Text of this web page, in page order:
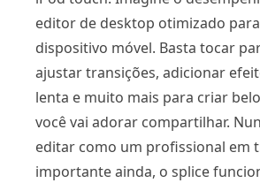
editor de desktop otimizado
dispositivo móvel. Basta tocar
ajustar transições, adicionar
lenta e muito mais para criar
você vai adorar compartilhar.
editar como um profissional em
importante ainda, o splice